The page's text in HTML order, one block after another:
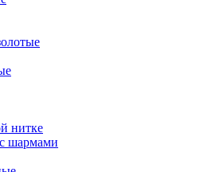
нитке
шармами